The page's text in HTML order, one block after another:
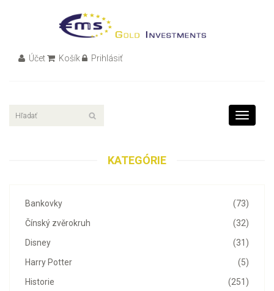
Účet Košík Prihlásiť
Toggle
KATEGÓRIE
(73)
Bankovky
(32)
Čínský zvěrokruh
(31)
Disney
(5)
Harry Potter
(251)
Historie